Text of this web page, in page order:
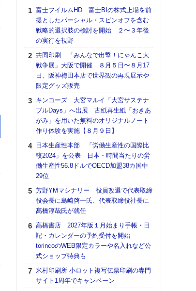
富士フイルムHD 富士BIの株式上場を前
提としたパーシャル・スピンオフを含む
戦略的選択肢の検討を開始 ２〜３年後
の実行を視野
共同印刷 「みんなで出撃！にゃんこ大
戦争展」大阪で開催 ８月５日〜８月17
日、阪神梅田本店で世界観の再現展示や
限定グッズ販売
キンコーズ 大宮マルイ「大宮サステナ
ブルDays」へ出展 古紙再生紙「おきあ
がみ」を用いた無料のオリジナルノート
作り体験を実施【８月９日】
日本生産性本部 「労働生産性の国際比
較2024」を公表 日本・時間当たりの労
働生産性56.8ドルでOECD加盟38カ国中
29位
芳野YMマシナリー 役員改選で代表取締
役会長に島崎啓一氏、代表取締役社長に
髙橋淳哉氏が就任
高橋書店 2027年版１月始まり手帳・日
記・カレンダーの予約受付を開始
torincoのWEB限定カラーや名入れなど公
式ショップ特典も
米村印刷所 小ロット複写伝票印刷の専門
サイト1周年でキャンペーン